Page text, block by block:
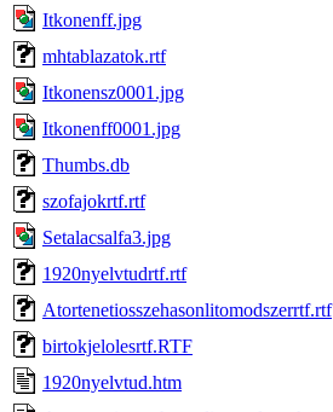
Itkonenff.jpg
mhtablazatok.rtf
Itkonensz0001.jpg
Itkonenff0001.jpg
Thumbs.db
szofajokrtf.rtf
Setalacsalfa3.jpg
1920nyelvtudrtf.rtf
Atortenetiosszehasonlitomodszerrtf.rtf
birtokjelolesrtf.RTF
1920nyelvtud.htm